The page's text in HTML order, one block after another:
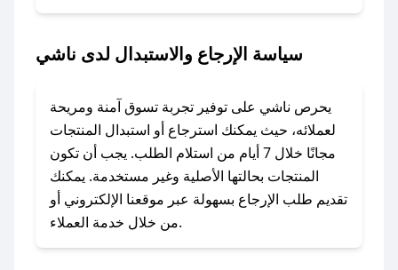
في حال عدم توفر كوبونات لمتجرك المفضل، يمكنك
أسرع وقت ممكن.
### كيف تحصل على كوبونات خصم حصرية من
ناشي؟
للحصول على كوبونات وخصومات حصرية، قم بما
يلي:
- اضغط على أيقونة متابعة لمتجر ناشي في تطبيق
صحصح.
سياسة الإرجاع والاستبدال لدى ناشي
يحرص ناشي على توفير تجربة تسوق آمنة ومريحة
لعملائه، حيث يمكنك استرجاع أو استبدال المنتجات
مجانًا خلال 7 أيام من استلام الطلب. يجب أن تكون
المنتجات بحالتها الأصلية وغير مستخدمة. يمكنك
تقديم طلب الإرجاع بسهولة عبر موقعنا الإلكتروني أو
من خلال خدمة العملاء.